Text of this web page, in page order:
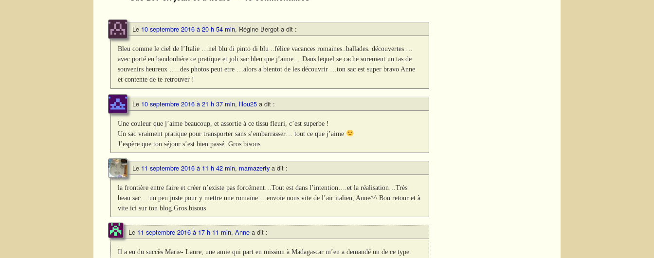
Le 10 septembre 2016 à 20 h 54 min, Régine Bergot a dit :
Bleu comme le ciel de l’Italie …nel blu di pinto di blu ..félice vacances romaines..ballades. découvertes …
avec porté en bandouliére ce pratique et joli sac bleu que j’aime… Dans lequel se cache surement un tas de
souvenirs heureux …..des photos peut etre …alors a bientot de les découvrir …ton sac est super bravo Anne
et contente de te retrouver !
Le 10 septembre 2016 à 21 h 37 min, lilou25 a dit :
Une couleur que j’aime beaucoup, et assortie à ce tissu fleuri, c’est superbe !
Un sac vraiment pratique pour transporter sans s’embarrasser… tout ce que j’aime
J’espère que ton séjour s’est bien passé. Gros bisous
Le 11 septembre 2016 à 11 h 42 min, mamazerty a dit :
la frontière entre faire et créer n’existe pas forcément…Tout est dans l’intention….et la réalisation…Très
beau sac….un peu juste pour y mettre une romaine….envoie nous vite de l’air italien, Anne^^.Bon retour et à
vite ici sur ton blog.Gros bisous
Le 11 septembre 2016 à 17 h 11 min, Anne a dit :
Il a eu du succès Marie- Laure, une amie qui part en mission à Madagascar m’en a demandé un de ce type.